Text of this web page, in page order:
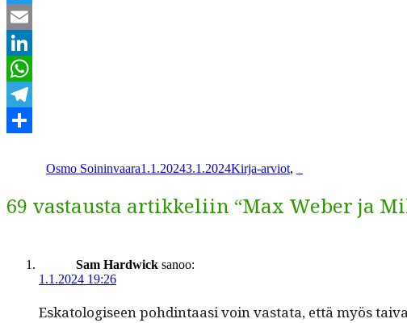
Twitter
Email
LinkedIn
WhatsApp
Telegram
Osmo Soininvaara1.1.20243.1.2024Kirja-arviot,
69 vastausta artikkeliin “Max Weber ja
Sam Hardwick sanoo:
1.1.2024 19:26
Eska­tol­o­giseen pohd­in­taasi voin vas­ta­ta, että myös